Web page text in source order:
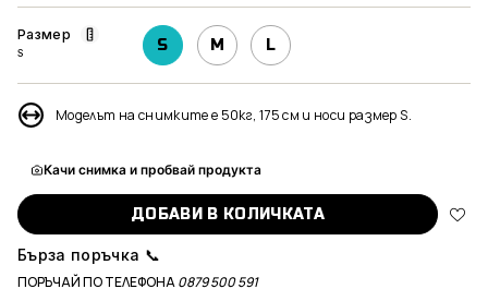
розов
Размер
S S M L
Моделът на снимките е 50кг, 175 см и носи размер S.
Качи снимка и пробвай продукта
ДОБАВИ В КОЛИЧКАТА
Бърза поръчка 📞
ПОРЪЧАЙ ПО ТЕЛЕФОНА0879 500 591